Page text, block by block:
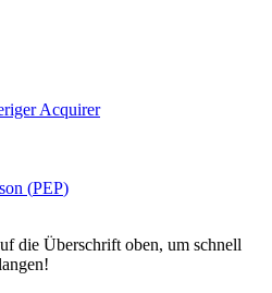
Acquirer
(PEP)
die Überschrift oben, um schnell
!